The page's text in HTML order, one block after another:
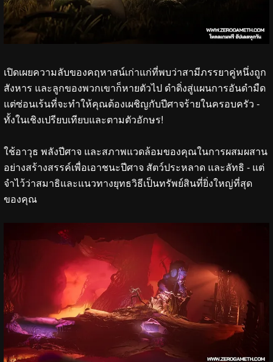
เปิดเผยความลับของคฤหาสน์เก่าแก่ที่พบว่าสามีภรรยาคู่หนึ่งถูก
สังหาร และลูกของพวกเขาก็หายตัวไป ดำดิ่งสู่แผนการอันดำมืด
แต่ซ่อนเร้นที่จะทำให้คุณต้องเผชิญกับปีศาจร้ายในครอบครัว -
ทั้งในเชิงเปรียบเทียบและตามตัวอักษร!
ใช้อาวุธ พลังปีศาจ และสภาพแวดล้อมของคุณในการผสมผสาน
อย่างสร้างสรรค์เพื่อเอาชนะปีศาจ สัตว์ประหลาด และลัทธิ - แต่
จำไว้ว่าสมาธิและแนวทางยุทธวิธีเป็นทรัพย์สินที่ยิ่งใหญ่ที่สุด
ของคุณ